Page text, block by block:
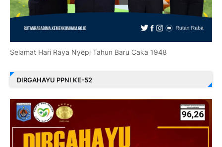
Selamat Hari Raya Nyepi Tahun Baru Caka 1948
DIRGAHAYU PPNI KE-52